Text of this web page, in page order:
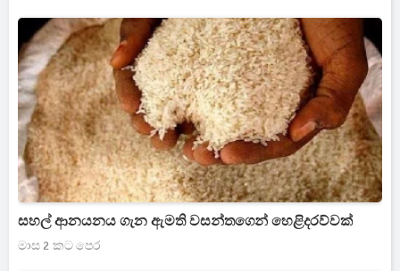
සහල් ආනයනය ගැන ඇමති වසන්තගෙන් හෙළිදරව්වක්
මාස 2 කට පෙර